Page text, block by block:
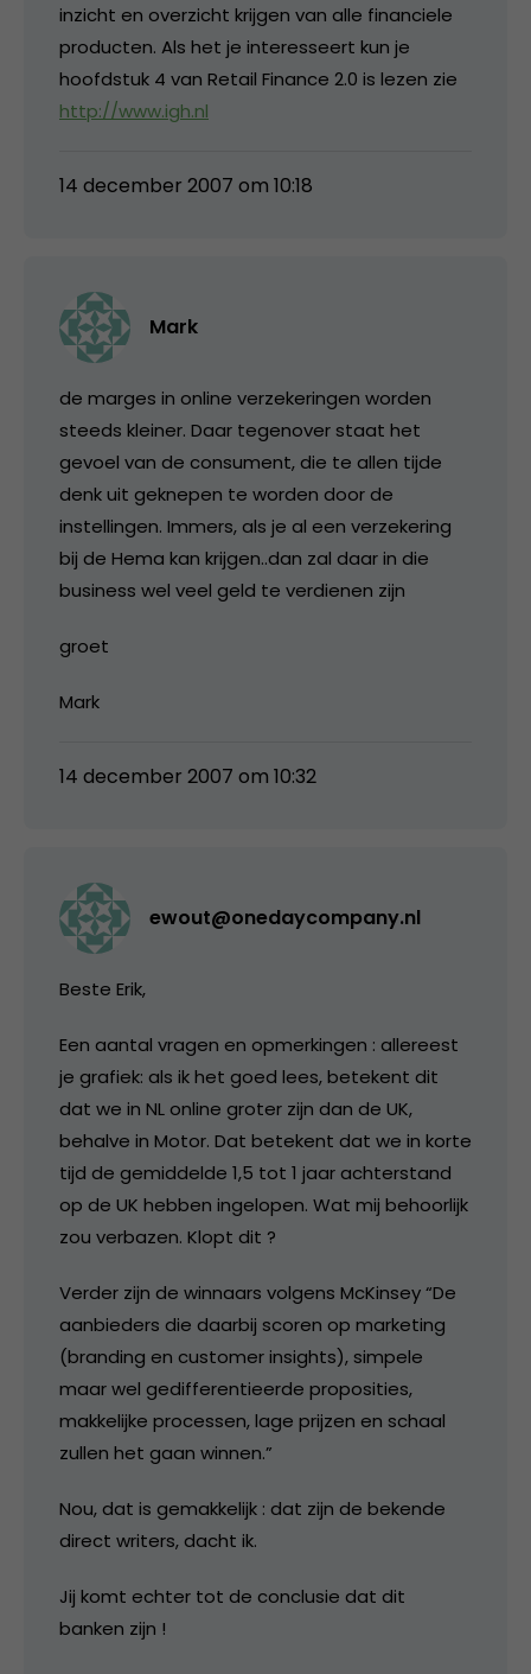
inzicht en overzicht krijgen van alle financiele
producten. Als het je interesseert kun je
hoofdstuk 4 van Retail Finance 2.0 is lezen zie
http://www.igh.nl
14 december 2007 om 10:18
Mark
de marges in online verzekeringen worden
steeds kleiner. Daar tegenover staat het
gevoel van de consument, die te allen tijde
denk uit geknepen te worden door de
instellingen. Immers, als je al een verzekering
bij de Hema kan krijgen..dan zal daar in die
business wel veel geld te verdienen zijn
groet
Mark
14 december 2007 om 10:32
ewout@onedaycompany.nl
Beste Erik,
Een aantal vragen en opmerkingen : allereest
je grafiek: als ik het goed lees, betekent dit
dat we in NL online groter zijn dan de UK,
behalve in Motor. Dat betekent dat we in korte
tijd de gemiddelde 1,5 tot 1 jaar achterstand
op de UK hebben ingelopen. Wat mij behoorlijk
zou verbazen. Klopt dit ?
Verder zijn de winnaars volgens McKinsey “De
aanbieders die daarbij scoren op marketing
(branding en customer insights), simpele
maar wel gedifferentieerde proposities,
makkelijke processen, lage prijzen en schaal
zullen het gaan winnen.”
Nou, dat is gemakkelijk : dat zijn de bekende
direct writers, dacht ik.
Jij komt echter tot de conclusie dat dit
banken zijn !